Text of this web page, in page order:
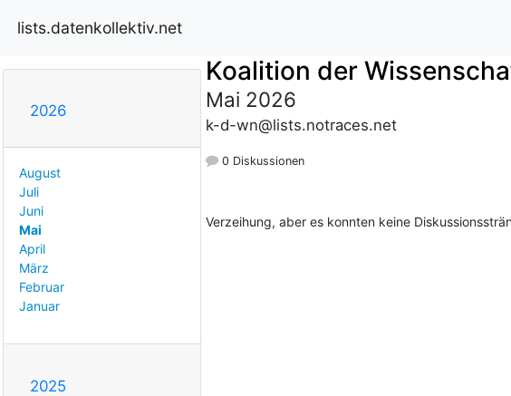
lists.datenkollektiv.net
2026
August
Juli
Juni
Mai
April
März
Februar
Januar
2025
Koalition der
Mai 2026
k-d-wn@lists.notraces.net
0 Diskussionen
Verzeihung, aber es konnten keine